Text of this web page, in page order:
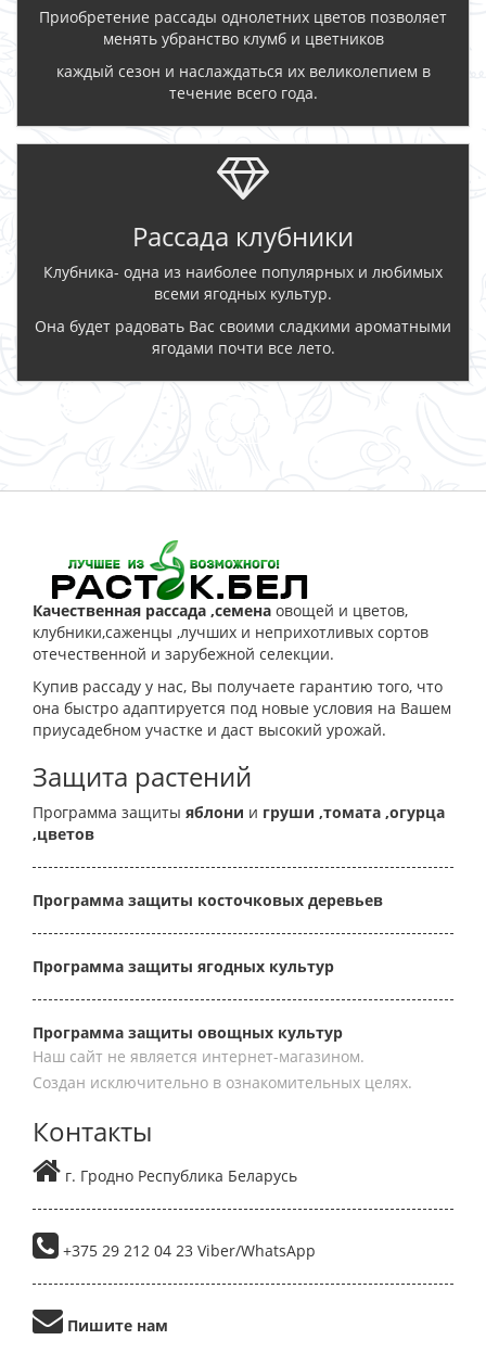
Приобретение рассады однолетних цветов позволяет
менять убранство клумб и цветников
каждый сезон и наслаждаться их великолепием в
течение всего года.
Рассада клубники
Клубника- одна из наиболее популярных и любимых
всеми ягодных культур.
Она будет радовать Вас своими сладкими ароматными
ягодами почти все лето.
Качественная рассада ,семена овощей и цветов,
клубники,саженцы ,лучших и неприхотливых сортов
отечественной и зарубежной селекции.
Купив рассаду у нас, Вы получаете гарантию того, что
она быстро адаптируется под новые условия на Вашем
приусадебном участке и даст высокий урожай.
Защита растений
Программа защиты яблони и груши ,томата ,огурца
,цветов
Программа защиты косточковых деревьев
Программа защиты ягодных культур
Программа защиты овощных культур
Наш сайт не является интернет-магазином.
Создан исключительно в ознакомительных целях.
Контакты
г. Гродно Республика Беларусь
+375 29 212 04 23 Viber/WhatsApp
Пишите нам